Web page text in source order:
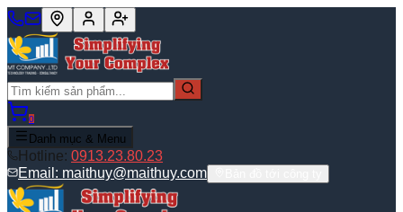
0
Danh mục & Menu
Hotline: 0913.23.80.23
Email: maithuy@maithuy.com